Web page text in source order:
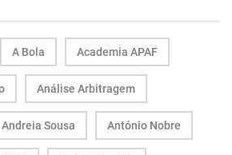
A Bola Academia APAF
Análise Arbitragem
Andreia Sousa António Nobre